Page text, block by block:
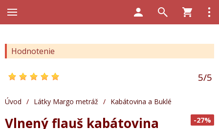
Hodnotenie
5/5
Úvod / Látky Margo metráž / Kabátovina a Buklé
-27%
Vlnený flauš kabátovina